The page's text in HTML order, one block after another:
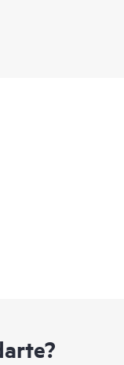
Gen10 es ideal
a los niveles
la batería de